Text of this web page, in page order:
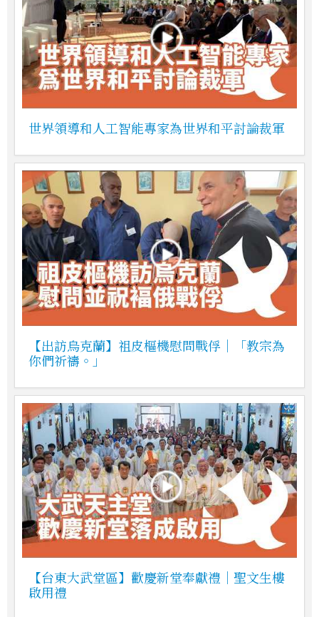
世界領導和人工智能專家為世界和平討論裁軍
【出訪烏克蘭】祖皮樞機慰問戰俘｜「教宗為
你們祈禱。」
【台東大武堂區】歡慶新堂奉獻禮｜聖文生樓
啟用禮